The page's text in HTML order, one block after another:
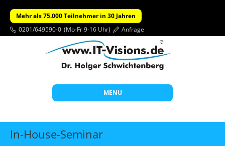
Mehr als 75.000 Teilnehmer in 30 Jahren
0201/649590-0 (Mo-Fr 9-16 Uhr) Anfrage
MENU
Start
Themen
In-House-Seminar